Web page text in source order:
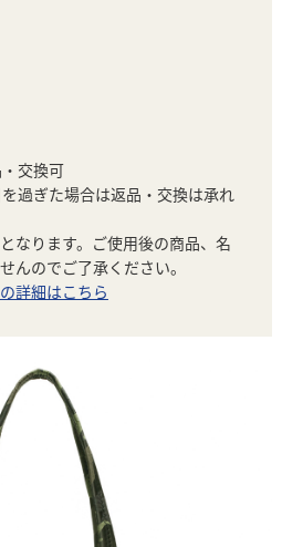
交換可
過ぎた場合は返品・交換は承れ
なります。ご使用後の商品、名
んのでご了承ください。
詳細はこちら